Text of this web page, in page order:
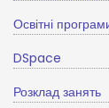
Освітні
DSpace
Розклад занять